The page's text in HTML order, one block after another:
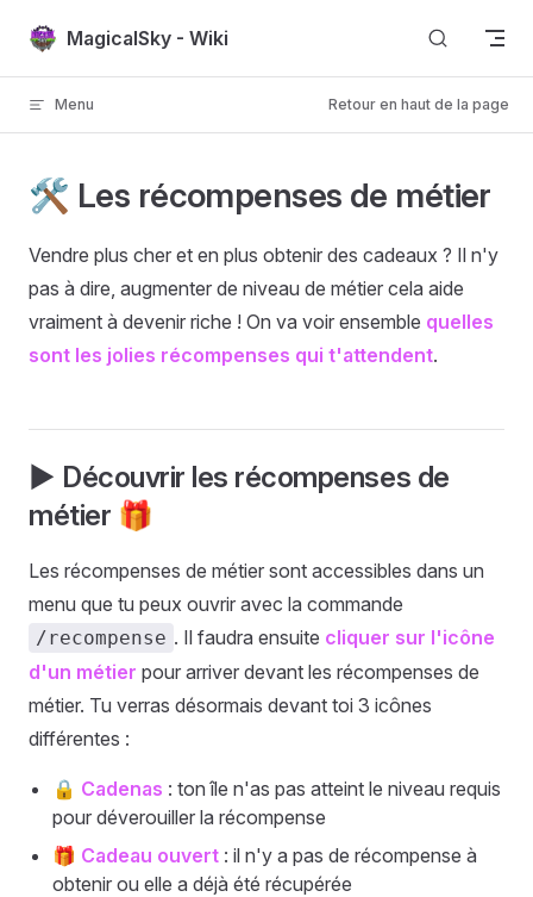
Passer au contenu
MagicalSky - Wiki
Menu Retour en haut de la page
🛠️ Les récompenses de métier
Vendre plus cher et en plus obtenir des cadeaux ? Il n'y
pas à dire, augmenter de niveau de métier cela aide
vraiment à devenir riche ! On va voir ensemble quelles
sont les jolies récompenses qui t'attendent.
▶️ Découvrir les récompenses de
métier 🎁
Les récompenses de métier sont accessibles dans un
menu que tu peux ouvrir avec la commande
/recompense . Il faudra ensuite cliquer sur l'icône
d'un métier pour arriver devant les récompenses de
métier. Tu verras désormais devant toi 3 icônes
différentes :
🔒 Cadenas : ton île n'as pas atteint le niveau requis
pour déverouiller la récompense
🎁 Cadeau ouvert : il n'y a pas de récompense à
obtenir ou elle a déjà été récupérée